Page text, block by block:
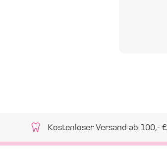
Kostenloser Versand ab 100,- €